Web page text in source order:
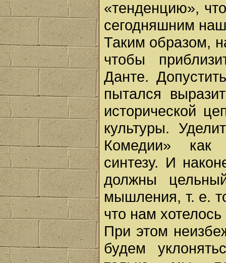
«тенденцию»,
сегодняшним
Таким образом,
чтобы
Данте.
пытался
исторической
культуры.
Комедии» как
синтезу. И
должны
мышления, т. е.
что нам
При этом
будем